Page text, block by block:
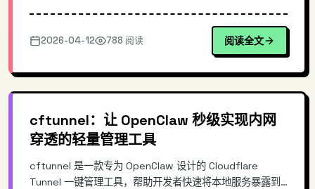
析其技术原理、架构设计，并提供完整的部署指南，帮助开
发者快速将 ChatJimmy 集成到任何支持 OpenAI 格式的应
2026-04-12 788 阅读 阅读全文
cftunnel：让 OpenClaw 秒级实现内网
穿透的轻量管理工具
cftunnel 是一款专为 OpenClaw 设计的 Cloudflare
Tunnel 一键管理工具，帮助开发者快速将本地服务暴露到